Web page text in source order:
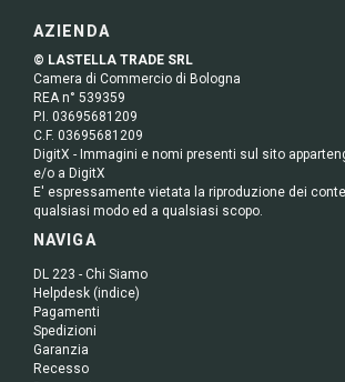
AZIENDA
© LASTELLA TRADE SRL
Camera di Commercio di Bologna
REA n° 539359
P.I. 03695681209
C.F. 03695681209
DigitX - Immagini e nomi presenti sul sito
e/o a DigitX
E' espressamente vietata la riproduzione dei
qualsiasi modo ed a qualsiasi scopo.
NAVIGA
DL 223 - Chi Siamo
Helpdesk (indice)
Pagamenti
Spedizioni
Garanzia
Recesso